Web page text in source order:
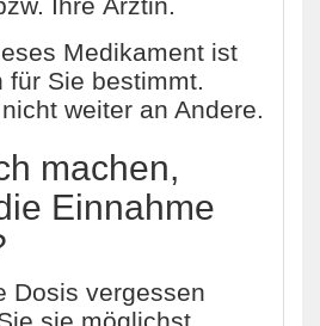
Medikament ist
für Sie bestimmt.
weiter an Andere.
machen,
Einnahme
Dosis vergessen